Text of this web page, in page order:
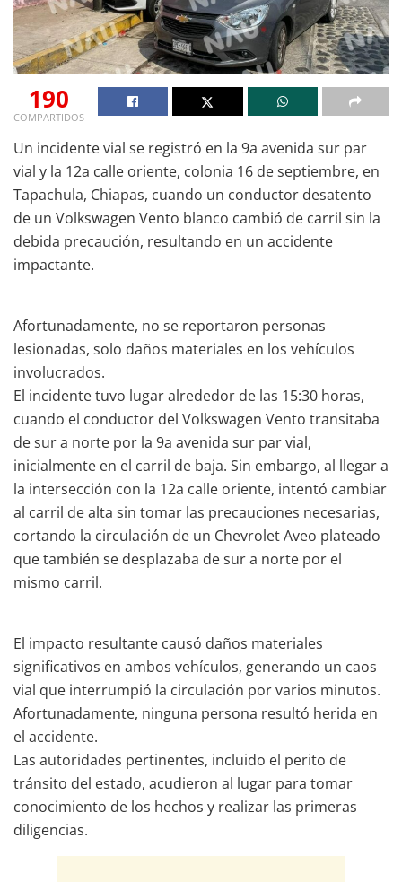
190
COMPARTIDOS
Un incidente vial se registró en la 9a avenida sur par
vial y la 12a calle oriente, colonia 16 de septiembre, en
Tapachula, Chiapas, cuando un conductor desatento
de un Volkswagen Vento blanco cambió de carril sin la
debida precaución, resultando en un accidente
impactante.
Afortunadamente, no se reportaron personas
lesionadas, solo daños materiales en los vehículos
involucrados.
El incidente tuvo lugar alrededor de las 15:30 horas,
cuando el conductor del Volkswagen Vento transitaba
de sur a norte por la 9a avenida sur par vial,
inicialmente en el carril de baja. Sin embargo, al llegar a
la intersección con la 12a calle oriente, intentó cambiar
al carril de alta sin tomar las precauciones necesarias,
cortando la circulación de un Chevrolet Aveo plateado
que también se desplazaba de sur a norte por el
mismo carril.
El impacto resultante causó daños materiales
significativos en ambos vehículos, generando un caos
vial que interrumpió la circulación por varios minutos.
Afortunadamente, ninguna persona resultó herida en
el accidente.
Las autoridades pertinentes, incluido el perito de
tránsito del estado, acudieron al lugar para tomar
conocimiento de los hechos y realizar las primeras
diligencias.